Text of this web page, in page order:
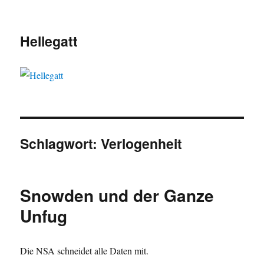
Hellegatt
Schlagwort:Verlogenheit
Snowden und der Ganze
Unfug
Die NSA schneidet alle Daten mit.